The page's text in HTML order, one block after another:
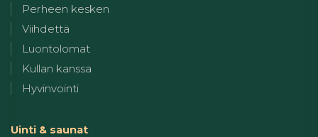
Perheen kesken
Viihdettä
Luontolomat
Kullan kanssa
Hyvinvointi
Uinti & saunat